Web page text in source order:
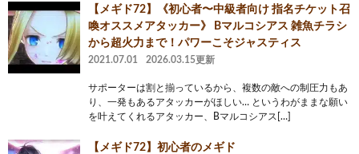
【メギド72】《初心者〜中級者向け 指名チケット召
喚オススメアタッカー》 Bマルコシアス 雑魚チラシ
から超火力まで！パワーこそジャスティス
2021.07.01 2026.03.15更新
サポーターは割と揃っているから、複数の敵への制圧力もあ
り、一発もあるアタッカーがほしい… というわがままな願い
を叶えてくれるアタッカー、Bマルコシアス[…]
【メギド72】初心者のメギド